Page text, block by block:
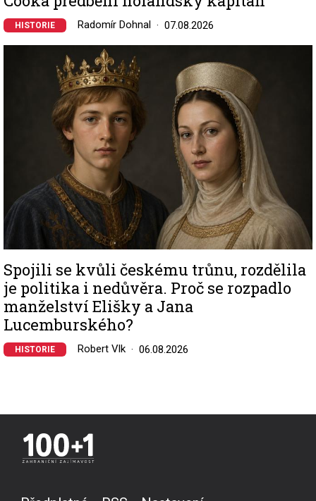
HISTORIE Radomír Dohnal 07.08.2026
Spojili se kvůli českému trůnu, rozdělila
je politika i nedůvěra. Proč se rozpadlo
manželství Elišky a Jana
Lucemburského?
HISTORIE Robert Vlk 06.08.2026